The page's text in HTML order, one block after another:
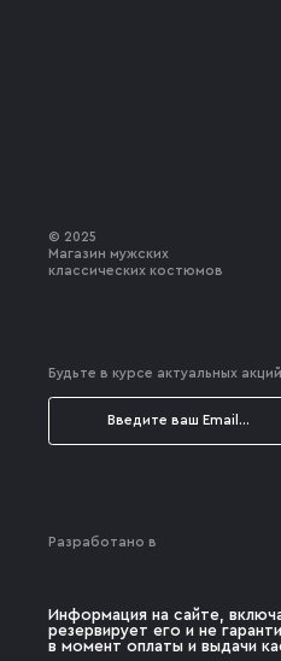
© 2025
Магазин мужских
классических костюмов
Будьте в курсе актуальных
Разработано в
Информация на сайте,
резервирует его и не
в момент оплаты и выдачи